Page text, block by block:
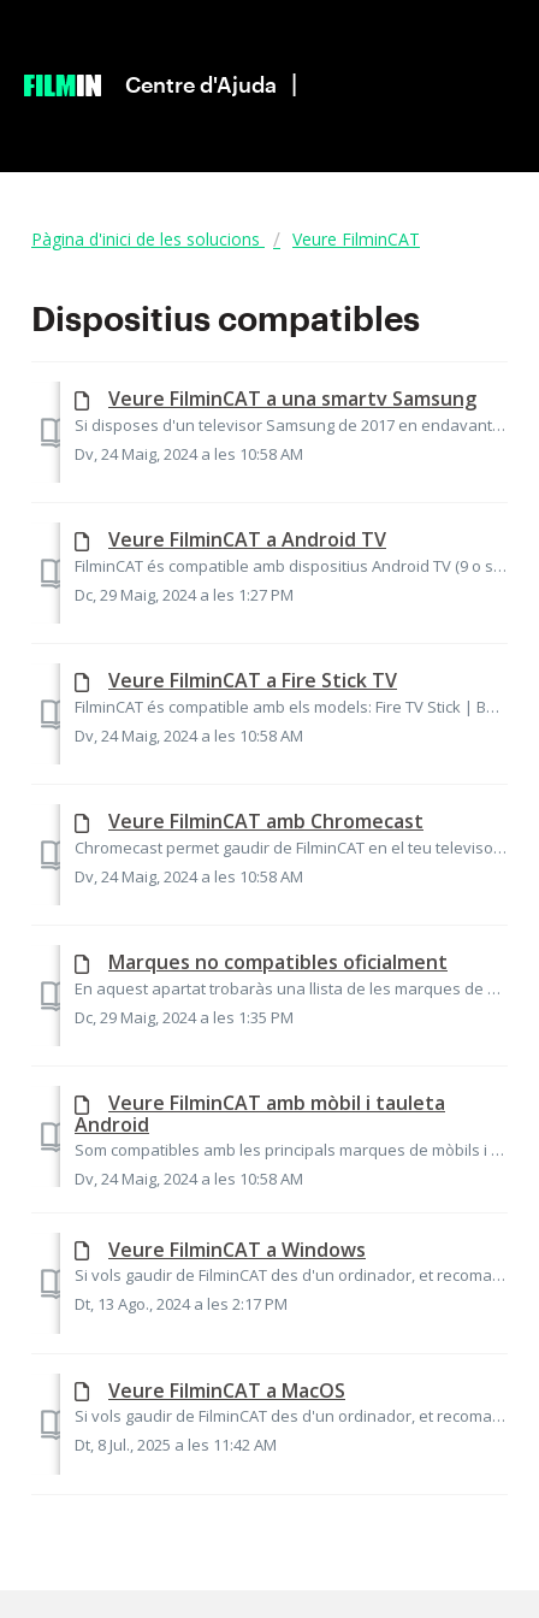
|
Centre d'Ajuda
Pàgina d'inici de les solucions Veure FilminCAT
Dispositius compatibles
Veure FilminCAT a una smartv Samsung
Si disposes d'un televisor Samsung de 2017 en endavant, podràs gaudir de FilminCAT des de l'aplicació. Per a descarregar la nostra aplicació gratuït...
Dv, 24 Maig, 2024 a les 10:58 AM
Veure FilminCAT a Android TV
FilminCAT és compatible amb dispositius Android TV (9 o superior) de les principals marques . Només hauràs de dirigir-te a Google Play i buscar l'app d...
Dc, 29 Maig, 2024 a les 1:27 PM
Veure FilminCAT a Fire Stick TV
FilminCAT és compatible amb els models: Fire TV Stick | Basic Edition, Fire TV Stick (2a generació) i Fire TV Stick 4K. Per a descarregar la nostra aplicac...
Dv, 24 Maig, 2024 a les 10:58 AM
Veure FilminCAT amb Chromecast
Chromecast permet gaudir de FilminCAT en el teu televisor encara que no sigui un model compatible o smartv. És un petit dispositiu de reproducció multimèdia...
Dv, 24 Maig, 2024 a les 10:58 AM
Marques no compatibles oficialment
En aquest apartat trobaràs una llista de les marques de smartvs, Android TV Box i altres dispositius als quals no oferim compatibilitat oficial. Marques d...
Dc, 29 Maig, 2024 a les 1:35 PM
Veure FilminCAT amb mòbil i tauleta
Android
Som compatibles amb les principals marques de mòbils i tauletes amb sistema Android 9 o superior. Segons la combinació de marca i versió d'Android (gene...
Dv, 24 Maig, 2024 a les 10:58 AM
Veure FilminCAT a Windows
Si vols gaudir de FilminCAT des d'un ordinador, et recomanem que disposis de les següents característiques en el teu dispositiu: Un sistema operatiu W...
Dt, 13 Ago., 2024 a les 2:17 PM
Veure FilminCAT a MacOS
Si vols gaudir de FilminCAT des d'un ordinador, et recomanem que disposis de les següents característiques en el teu dispositiu: Un sistema operatiu M...
Dt, 8 Jul., 2025 a les 11:42 AM